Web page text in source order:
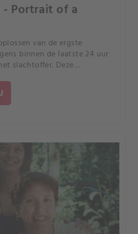
Portrait of a
van de ergste
binnen de laatste 24 uur
slachtoffer. Deze
gebeurtenissen
tijdsbestek.